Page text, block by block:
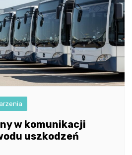
w komunikacji
uszkodzeń